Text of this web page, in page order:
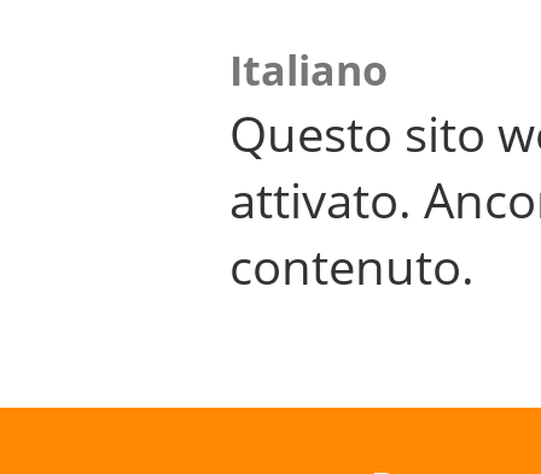
Italiano
Questo sito
attivato.
contenuto.